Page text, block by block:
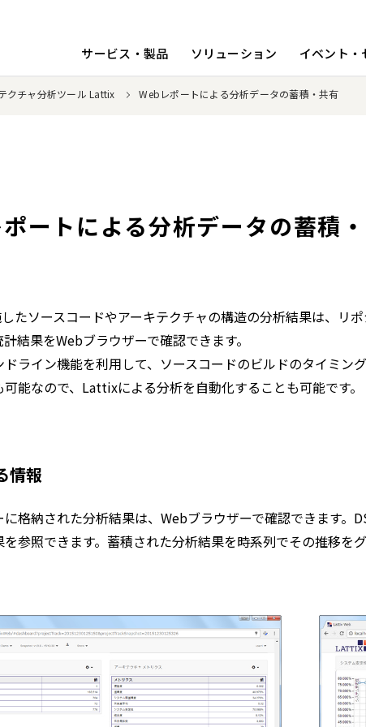
サービス・製品 ソリューション イベント・
クチャ分析ツール Lattix Webレポートによる分析データの蓄積・共有
ートによる分析データの蓄積
たソースコードやアーキテクチャの構造の分析結果は、リ
結果をWebブラウザーで確認できます。
ドライン機能を利用して、ソースコードのビルドのタイミ
能なので、Lattixによる分析を自動化することも可能です。
情報
に格納された分析結果は、Webブラウザーで確認できます。
参照できます。蓄積された分析結果を時系列でその推移をグ